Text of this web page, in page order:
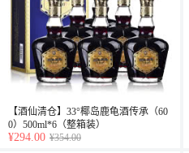
【酒仙清仓】33°椰岛鹿龟酒传承（60
0）500ml*6（整箱装）
¥294.00 ¥354.00